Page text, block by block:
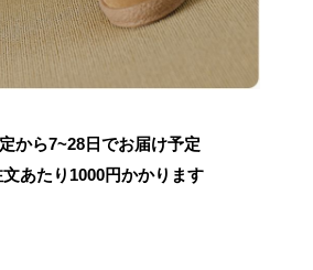
から7~28日でお届け予定
あたり 1000円かかります